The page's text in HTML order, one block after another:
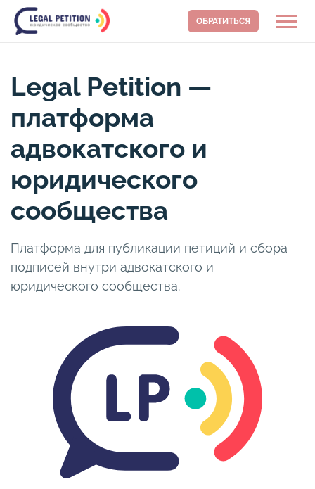
ОБРАТИТЬСЯ
Legal Petition —
платформа
адвокатского и
юридического
сообщества
Платформа для публикации петиций и сбора
подписей внутри адвокатского и
юридического сообщества.